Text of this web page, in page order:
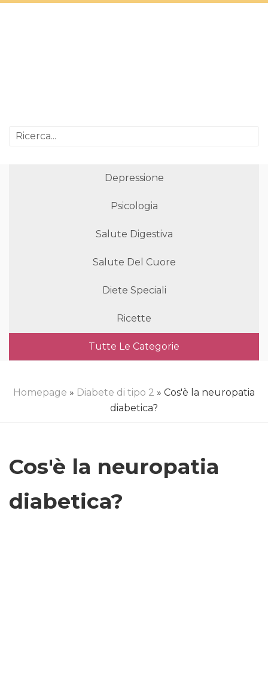
Depressione
Psicologia
Salute Digestiva
Salute Del Cuore
Diete Speciali
Ricette
Tutte Le Categorie
Homepage » Diabete di tipo 2 » Cos'è la neuropatia
diabetica?
Cos'è la neuropatia
diabetica?